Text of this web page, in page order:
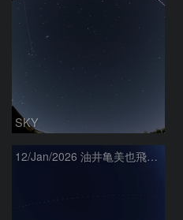
SKY
12/Jan/2026 油井亀美也飛行士搭乗中のISS